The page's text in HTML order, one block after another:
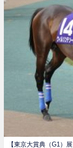
【東京大賞典（G1）